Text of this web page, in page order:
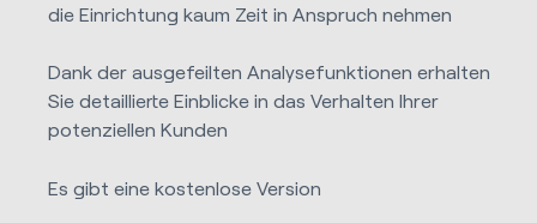
die Einrichtung kaum Zeit in Anspruch nehmen
Dank der ausgefeilten Analysefunktionen erhalten
Sie detaillierte Einblicke in das Verhalten Ihrer
potenziellen Kunden
Es gibt eine kostenlose Version